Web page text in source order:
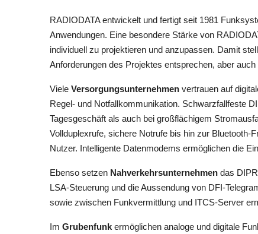
RADIODATA entwickelt und fertigt seit 1981
Anwendungen. Eine besondere Stärke von
individuell zu projektieren und anzupassen. Damit
Anforderungen des Projektes entsprechen, aber
Viele Versorgungsunternehmen vertrauen auf
Regel- und Notfallkommunikation. Schwarzfallfeste
Tagesgeschäft als auch bei großflächigem
Vollduplexrufe, sichere Notrufe bis hin zur
Nutzer. Intelligente Datenmodems ermöglichen die
Ebenso setzen Nahverkehrsunternehmen das
LSA-Steuerung und die Aussendung von DFI-
sowie zwischen Funkvermittlung und ITCS-Server
Im Grubenfunk ermöglichen analoge und digitale